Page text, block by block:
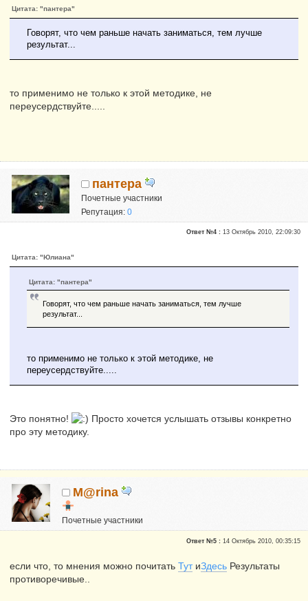
Цитата: "пантера"
Говорят, что чем раньше начать заниматься, тем лучше
результат...
то применимо не только к этой методике, не
переусердствуйте.....
пантера
Почетные участники
Репутация: 0
Ответ №4 :13 Октябрь 2010, 22:09:30
Цитата: "Юлиана"
Цитата: "пантера"
Говорят, что чем раньше начать заниматься, тем лучше
результат...
то применимо не только к этой методике, не
переусердствуйте.....
Это понятно!
Просто хочется услышать отзывы конкретно
про эту методику.
M@rina
Почетные участники
Ответ №5 :14 Октябрь 2010, 00:35:15
если что, то мнения можно почитать ТутиЗдесь Результаты
противоречивые..